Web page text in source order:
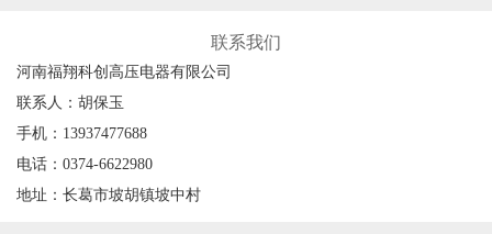
联系我们
河南福翔科创高压电器有限公司
联系人：胡保玉
手机：13937477688
电话：0374-6622980
地址：长葛市坡胡镇坡中村